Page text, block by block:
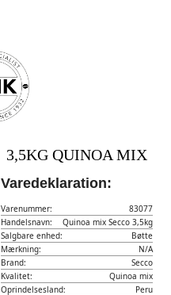
3,5KG QUINOA MIX
Varedeklaration:
Varenummer:
83077
Handelsnavn:
Quinoa mix Secco 3,5kg
Salgbare enhed:
Bøtte
Mærkning:
N/A
Brand:
Secco
Kvalitet:
Quinoa mix
Oprindelsesland:
Peru